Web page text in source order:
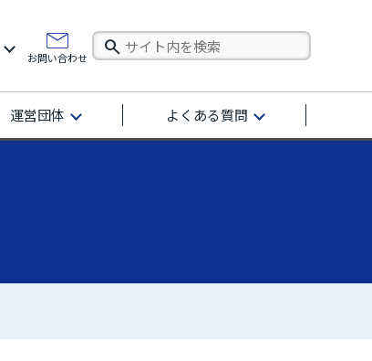
運営団体 よくある質問
お問い合わせ